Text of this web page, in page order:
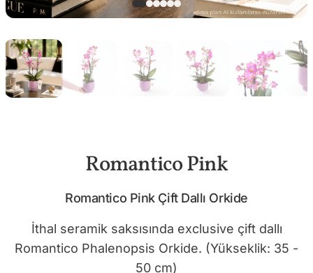
Romantico Pink
Romantico Pink Çift Dallı Orkide
İthal seramik saksısında exclusive çift dallı
Romantico Phalenopsis Orkide. (Yükseklik: 35 -
50 cm)